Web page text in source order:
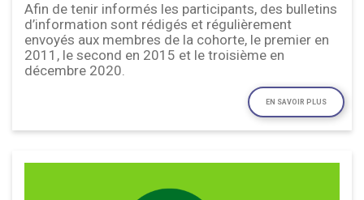
Afin de tenir informés les participants, des bulletins
d’information sont rédigés et régulièrement
envoyés aux membres de la cohorte, le premier en
2011, le second en 2015 et le troisième en
décembre 2020.
EN SAVOIR PLUS